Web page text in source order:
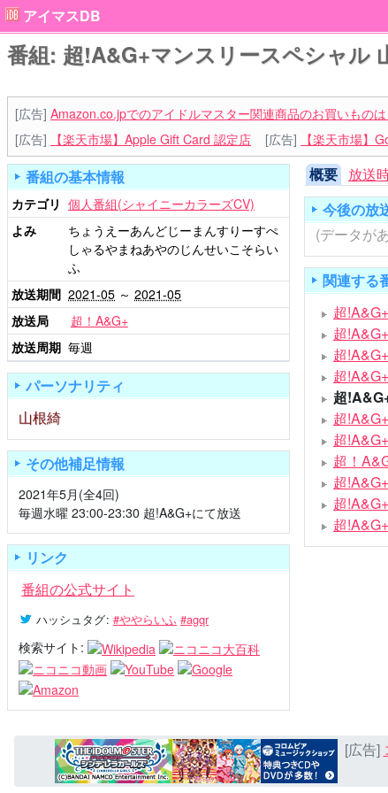
アイマスDB
番組: 超!A&G+マンスリースペシャル
[広告] Amazon.co.jpでのアイドルマスター関連商品のお買いもの
[広告]
【楽天市場】Apple Gift Card 認定店 [広告] 【楽天市場】
概要 放送
今後の放
(データが
関連する
超
超
超
超
超
超
超
超！
超
超
超
番組の基本情報
カテゴリ 個人番組(シャイニーカラーズCV)
よみ
ちょうえーあんどじーまんすりーすぺ
しゃるやまねあやのじんせいこそらい
ふ
放送期間 2021-05 ～ 2021-05
放送局
超！A&G+
放送周期 毎週
パーソナリティ
山根綺
その他補足情報
2021年5月(全4回)
毎週水曜 23:00-23:30 超!A&G+にて放送
リンク
番組の公式サイト
ハッシュタグ: #ややらいふ #agqr
検索サイト:
[広告]